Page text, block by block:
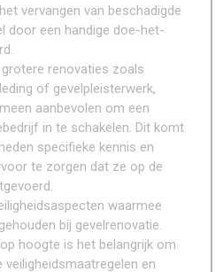
vervangen van beschadigde
door een handige doe-het-
renovaties zoals
of gevelpleisterwerk,
aanbevolen om een
in te schakelen. Dit komt
specifieke kennis en
te zorgen dat ze op de
waarmee
bij gevelrenovatie.
hoogte is het belangrijk om
en